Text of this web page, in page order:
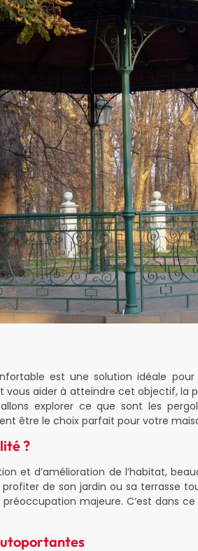
est une solution idéale
vous aider à atteindre cet objectif, la
explorer ce que sont les
être le choix parfait pour votre
?
et d’amélioration de l’habitat,
de son jardin ou sa terrasse
majeure. C’est dans